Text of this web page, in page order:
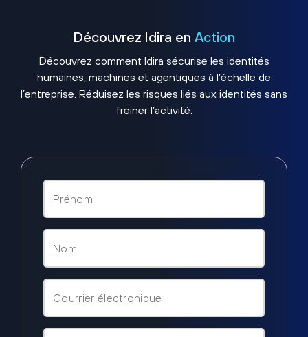
Découvrez Idira en Action
Découvrez comment Idira sécurise les identités
humaines, machines et agentiques à l’échelle de
l’entreprise. Réduisez les risques liés aux identités sans
freiner l’activité.